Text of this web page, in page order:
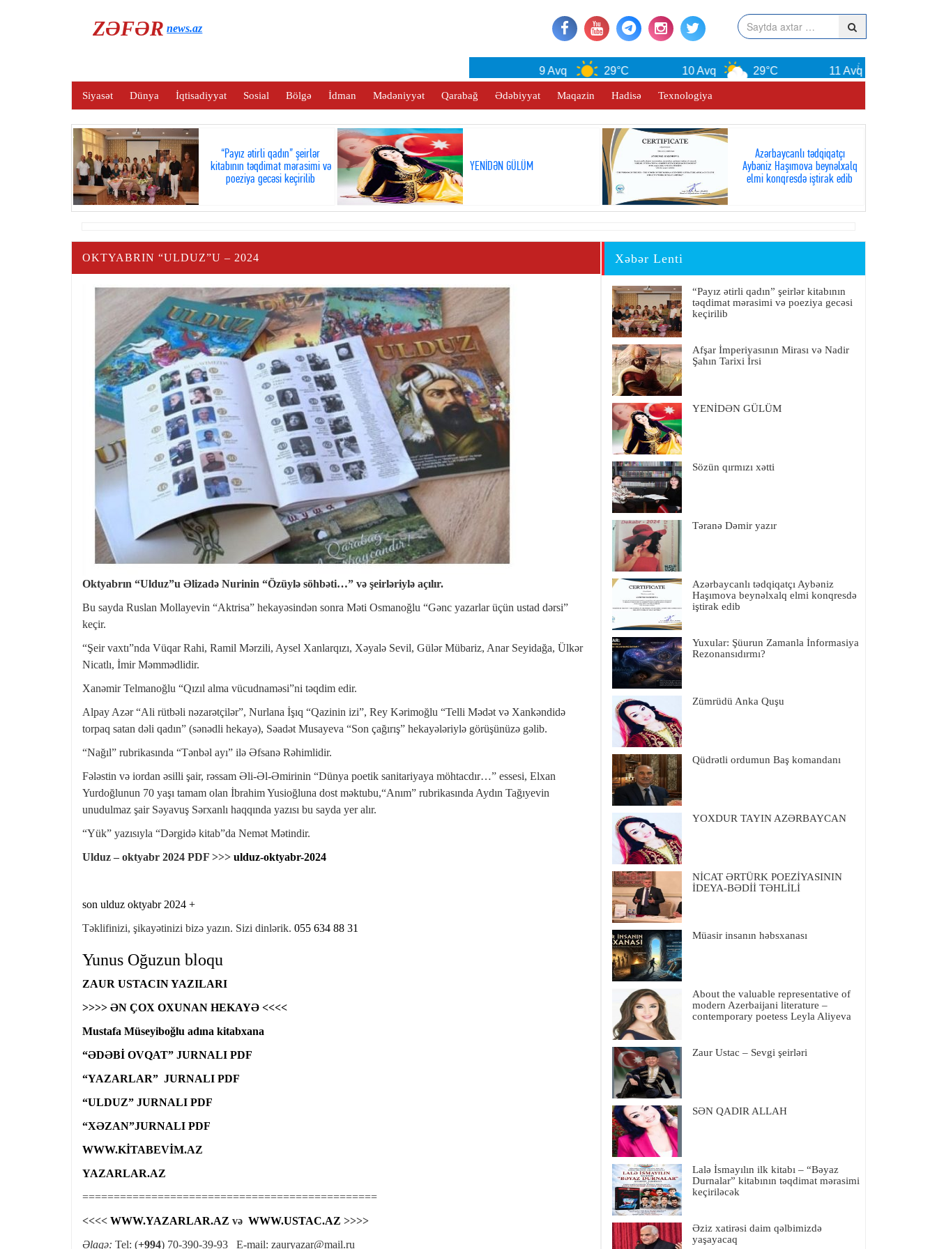
ZƏFƏRnews.az
9 Avq 29°C 10 Avq 29°C 11 Avq
Siyasət Dünya İqtisadiyyat Sosial Bölgə İdman Mədəniyyət Qarabağ Ədəbiyyat Maqazin Hadisə Texnologiya
“Payız ətirli qadın” şeirlər
kitabının təqdimat mərasimi və
poeziya gecəsi keçirilib
YENİDƏN GÜLÜM
Azərbaycanlı tədqiqatçı
Aybəniz Haşımova beynəlxalq
elmi konqresdə iştirak edib
OKTYABRIN “ULDUZ”U – 2024
Oktyabrın “Ulduz”u Əlizadə Nurinin “Özüylə söhbəti…” və şeirləriylə açılır.
Bu sayda Ruslan Mollayevin “Aktrisa” hekayəsindən sonra Məti Osmanoğlu “Gənc yazarlar üçün ustad dərsi”
keçir.
“Şeir vaxtı”nda Vüqar Rahi, Ramil Mərzili, Aysel Xanlarqızı, Xəyalə Sevil, Gülər Mübariz, Anar Seyidağa, Ülkər
Nicatlı, İmir Məmmədlidir.
Xanəmir Telmanoğlu “Qızıl alma vücudnaməsi”ni təqdim edir.
Alpay Azər “Ali rütbəli nəzarətçilər”, Nurlana İşıq “Qazinin izi”, Rey Kərimoğlu “Telli Mədət və Xankəndidə
torpaq satan dəli qadın” (sənədli hekayə), Səadət Musayeva “Son çağırış” hekayələriylə görüşünüzə gəlib.
“Nağıl” rubrikasında “Tənbəl ayı” ilə Əfsanə Rəhimlidir.
Fələstin və iordan əsilli şair, rəssam Əli-Əl-Əmirinin “Dünya poetik sanitariyaya möhtacdır…” essesi, Elxan
Yurdoğlunun 70 yaşı tamam olan İbrahim Yusioğluna dost məktubu,“Anım” rubrikasında Aydın Tağıyevin
unudulmaz şair Səyavuş Sərxanlı haqqında yazısı bu sayda yer alır.
“Yük” yazısıyla “Dərgidə kitab”da Nemət Mətindir.
Ulduz – oktyabr 2024 PDF >>> ulduz-oktyabr-2024
son ulduz oktyabr 2024 +
Təklifinizi, şikayətinizi bizə yazın. Sizi dinlərik. 055 634 88 31
Yunus Oğuzun bloqu
ZAUR USTACIN YAZILARI
>>>> ƏN ÇOX OXUNAN HEKAYƏ <<<<
Mustafa Müseyiboğlu adına kitabxana
“ƏDƏBİ OVQAT” JURNALI PDF
“YAZARLAR” JURNALI PDF
“ULDUZ” JURNALI PDF
“XƏZAN”JURNALI PDF
WWW.KİTABEVİM.AZ
YAZARLAR.AZ
===============================================
<<<< WWW.YAZARLAR.AZ və WWW.USTAC.AZ >>>>
Əlaqə: Tel: (+994) 70-390-39-93 E-mail: zauryazar@mail.ru
Xəbər Lenti
“Payız ətirli qadın” şeirlər kitabının
təqdimat mərasimi və poeziya gecəsi
keçirilib
Afşar İmperiyasının Mirası və Nadir
Şahın Tarixi İrsi
YENİDƏN GÜLÜM
Sözün qırmızı xətti
Təranə Dəmir yazır
Azərbaycanlı tədqiqatçı Aybəniz
Haşımova beynəlxalq elmi konqresdə
iştirak edib
Yuxular: Şüurun Zamanla İnformasiya
Rezonansıdırmı?
Zümrüdü Anka Quşu
Qüdrətli ordumun Baş komandanı
YOXDUR TAYIN AZƏRBAYCAN
NİCAT ƏRTÜRK POEZİYASININ
İDEYA-BƏDİİ TƏHLİLİ
Müasir insanın həbsxanası
About the valuable representative of
modern Azerbaijani literature –
contemporary poetess Leyla Aliyeva
Zaur Ustac – Sevgi şeirləri
SƏN QADIR ALLAH
Lalə İsmayılın ilk kitabı – “Bəyaz
Durnalar” kitabının təqdimat mərasimi
keçiriləcək
Əziz xatirəsi daim qəlbimizdə
yaşayacaq